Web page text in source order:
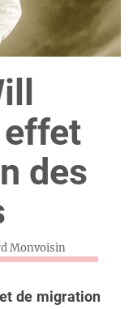
effet
des
Monvoisin
de migration